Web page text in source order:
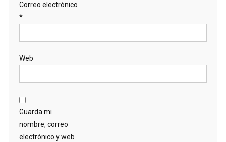
Correo electrónico
*
Web
Guarda mi
nombre, correo
electrónico y web